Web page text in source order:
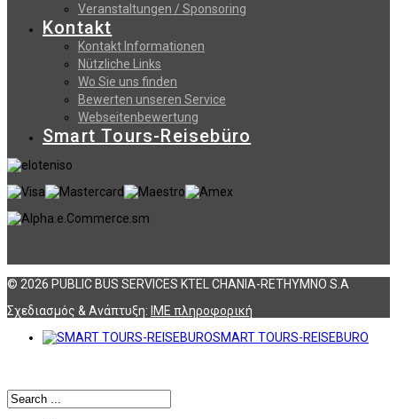
Veranstaltungen / Sponsoring
Kontakt
Kontakt Informationen
Nützliche Links
Wo Sie uns finden
Bewerten unseren Service
Webseitenbewertung
Smart Tours-Reisebüro
© 2026 PUBLIC BUS SERVICES KTEL CHANIA-RETHYMNO S.A
Σχεδιασμός & Ανάπτυξη: ΙΜΕ πληροφορική
SMART TOURS-REISEBURO